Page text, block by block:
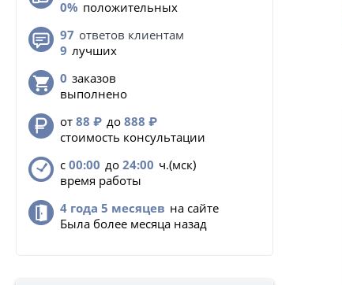
0% положительных
97 ответов клиентам
9 лучших
0 заказов
выполнено
от 88 ₽ до 888 ₽
стоимость консультации
с 00:00 до 24:00 ч.(мск)
время работы
4 года 5 месяцев на сайте
Была более месяца назад